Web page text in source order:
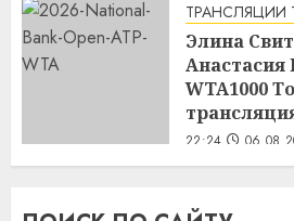
ТРАНСЛЯЦИИ
Элина
Анастасия
WTA1000
22:24